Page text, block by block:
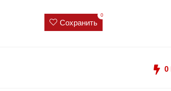
Сохранить
0
0